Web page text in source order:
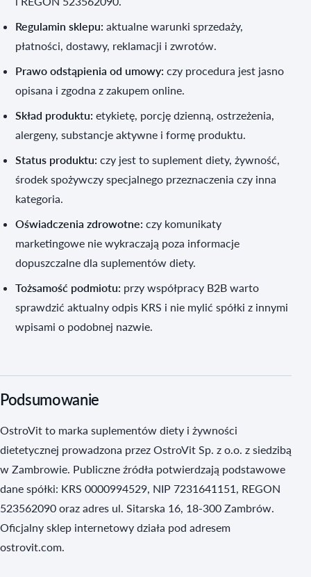
Regulamin sklepu: aktualne warunki sprzedaży,
płatności, dostawy, reklamacji i zwrotów.
Prawo odstąpienia od umowy: czy procedura jest jasno
opisana i zgodna z zakupem online.
Skład produktu: etykietę, porcję dzienną, ostrzeżenia,
alergeny, substancje aktywne i formę produktu.
Status produktu: czy jest to suplement diety, żywność,
środek spożywczy specjalnego przeznaczenia czy inna
kategoria.
Oświadczenia zdrowotne: czy komunikaty
marketingowe nie wykraczają poza informacje
dopuszczalne dla suplementów diety.
Tożsamość podmiotu: przy współpracy B2B warto
sprawdzić aktualny odpis KRS i nie mylić spółki z innymi
wpisami o podobnej nazwie.
Podsumowanie
OstroVit to marka suplementów diety i żywności
dietetycznej prowadzona przez OstroVit Sp. z o.o. z siedzibą
w Zambrowie. Publiczne źródła potwierdzają podstawowe
dane spółki: KRS 0000994529, NIP 7231641151, REGON
523562090 oraz adres ul. Sitarska 16, 18-300 Zambrów.
Oficjalny sklep internetowy działa pod adresem
ostrovit.com.